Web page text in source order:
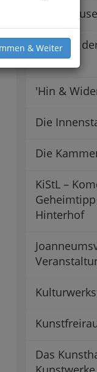
& Weiter
Galerien
'einzeln'
'Hin &
Die
Die
KiStL –
Hinterhof
Das